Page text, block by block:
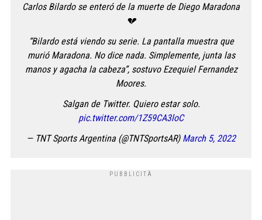
Carlos Bilardo se enteró de la muerte de Diego Maradona
💔
“Bilardo está viendo su serie. La pantalla muestra que
murió Maradona. No dice nada. Simplemente, junta las
manos y agacha la cabeza”, sostuvo Ezequiel Fernandez
Moores.
Salgan de Twitter. Quiero estar solo.
pic.twitter.com/1Z59CA3loC
— TNT Sports Argentina (@TNTSportsAR) March 5, 2022